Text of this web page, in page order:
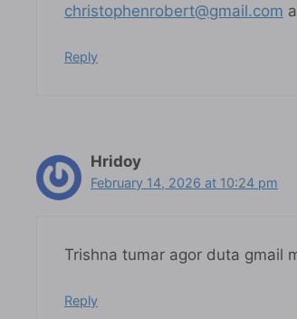
christophenrobert@gmail.com
Reply
Hridoy
February 14, 2026 at 10:24 pm
Trishna tumar agor duta gmail
Reply